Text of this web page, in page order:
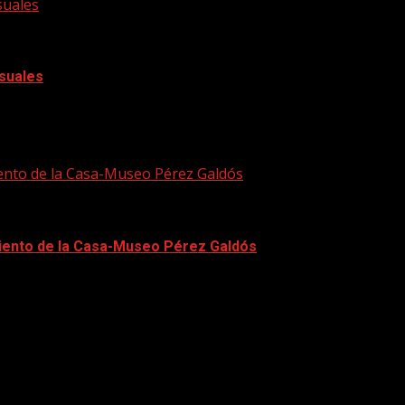
de la Casa-Museo Pérez Galdós
de la Casa-Museo Pérez Galdós